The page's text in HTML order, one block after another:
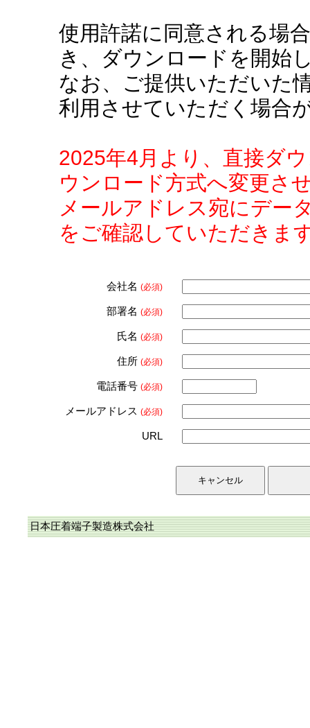
使用許諾に同意される場
き、ダウンロードを開始
なお、ご提供いただいた
利用させていただく場合
2025年4月より、直接ダ
ウンロード方式へ変更さ
メールアドレス宛にデー
をご確認していただきま
会社名 (必須)
部署名 (必須)
氏名 (必須)
住所 (必須)
電話番号 (必須)
メールアドレス (必須)
URL
日本圧着端子製造株式会社